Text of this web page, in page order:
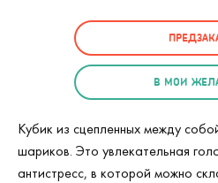
В МОИ
Кубик из сцепленных между
шариков. Это увлекательная
антистресс, в которой можно